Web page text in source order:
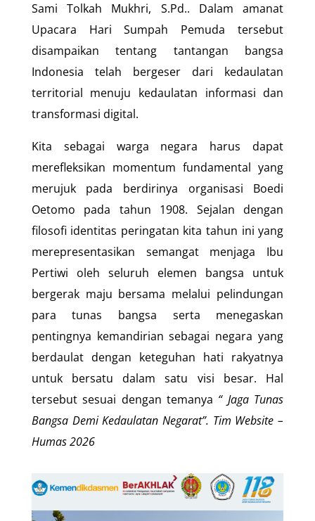
Sami Tolkah Mukhri, S.Pd.. Dalam amanat
Upacara Hari Sumpah Pemuda tersebut
disampaikan tentang tantangan bangsa
Indonesia telah bergeser dari kedaulatan
territorial menuju kedaulatan informasi dan
transformasi digital.
Kita sebagai warga negara harus dapat
merefleksikan momentum fundamental yang
merujuk pada berdirinya organisasi Boedi
Oetomo pada tahun 1908. Sejalan dengan
filosofi identitas peringatan kita tahun ini yang
merepresentasikan semangat menjaga Ibu
Pertiwi oleh seluruh elemen bangsa untuk
bergerak maju bersama melalui pelindungan
para tunas bangsa serta menegaskan
pentingnya kemandirian sebagai negara yang
berdaulat dengan keteguhan hati rakyatnya
untuk bersatu dalam satu visi besar. Hal
tersebut sesuai dengan temanya “ Jaga Tunas
Bangsa Demi Kedaulatan Negarat”. Tim Website –
Humas 2026